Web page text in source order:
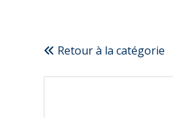
Retour à la catégorie